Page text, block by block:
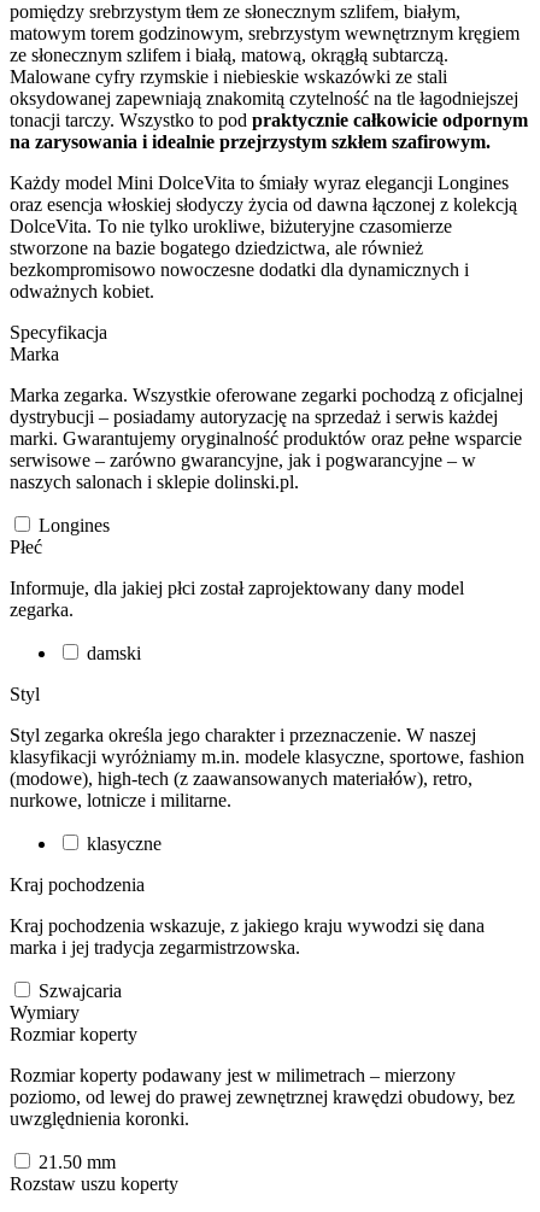
pomiędzy srebrzystym tłem ze słonecznym szlifem, białym,
matowym torem godzinowym, srebrzystym wewnętrznym kręgiem
ze słonecznym szlifem i białą, matową, okrągłą subtarczą.
Malowane cyfry rzymskie i niebieskie wskazówki ze stali
oksydowanej zapewniają znakomitą czytelność na tle łagodniejszej
tonacji tarczy. Wszystko to pod praktycznie całkowicie odpornym
na zarysowania i idealnie przejrzystym szkłem szafirowym.
Każdy model Mini DolceVita to śmiały wyraz elegancji Longines
oraz esencja włoskiej słodyczy życia od dawna łączonej z kolekcją
DolceVita. To nie tylko urokliwe, biżuteryjne czasomierze
stworzone na bazie bogatego dziedzictwa, ale również
bezkompromisowo nowoczesne dodatki dla dynamicznych i
odważnych kobiet.
Specyfikacja
Marka
Marka zegarka. Wszystkie oferowane zegarki pochodzą z oficjalnej
dystrybucji – posiadamy autoryzację na sprzedaż i serwis każdej
marki. Gwarantujemy oryginalność produktów oraz pełne wsparcie
serwisowe – zarówno gwarancyjne, jak i pogwarancyjne – w
naszych salonach i sklepie dolinski.pl.
Longines
Płeć
Informuje, dla jakiej płci został zaprojektowany dany model
zegarka.
damski
Styl
Styl zegarka określa jego charakter i przeznaczenie. W naszej
klasyfikacji wyróżniamy m.in. modele klasyczne, sportowe, fashion
(modowe), high-tech (z zaawansowanych materiałów), retro,
nurkowe, lotnicze i militarne.
klasyczne
Kraj pochodzenia
Kraj pochodzenia wskazuje, z jakiego kraju wywodzi się dana
marka i jej tradycja zegarmistrzowska.
Szwajcaria
Wymiary
Rozmiar koperty
Rozmiar koperty podawany jest w milimetrach – mierzony
poziomo, od lewej do prawej zewnętrznej krawędzi obudowy, bez
uwzględnienia koronki.
21.50 mm
Rozstaw uszu koperty